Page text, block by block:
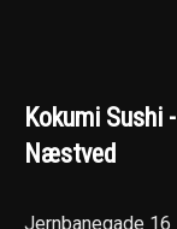
Kokumi Sushi -
Næstved
Jernbanegade 16